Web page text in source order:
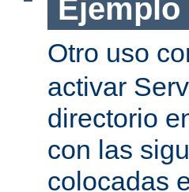
Ejemplo
Otro uso
activar
directorio
con las
colocadas